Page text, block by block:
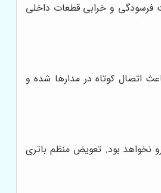
فرسودگی و خرابی قطعات داخلی
اتصال کوتاه در مدارها شده و
نخواهد بود. تعویض منظم باتری